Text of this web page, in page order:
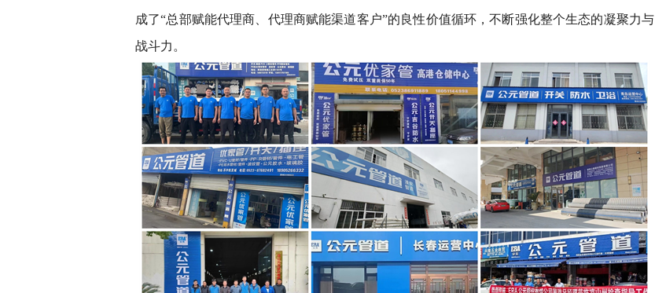
成了“总部赋能代理商、代理商赋能渠道客户”的良性价值循环，不断强化整个生态的凝聚力与
战斗力。